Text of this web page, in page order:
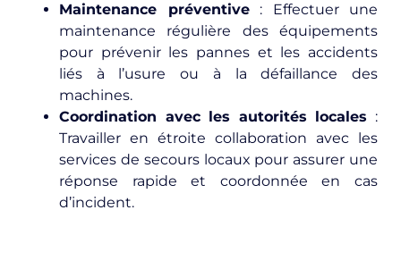
Maintenance préventive: Effectuer une
maintenance régulière des équipements
pour prévenir les pannes et les accidents
liés à l’usure ou à la défaillance des
machines.
Coordination avec les autorités locales :
Travailler en étroite collaboration avec les
services de secours locaux pour assurer une
réponse rapide et coordonnée en cas
d’incident.